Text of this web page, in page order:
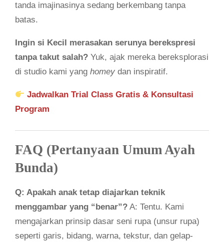
tanda imajinasinya sedang berkembang tanpa
batas.
Ingin si Kecil merasakan serunya berekspresi
tanpa takut salah? Yuk, ajak mereka bereksplorasi
di studio kami yang homey dan inspiratif.
Jadwalkan Trial Class Gratis & Konsultasi
Program
FAQ (Pertanyaan Umum Ayah
Bunda)
Q: Apakah anak tetap diajarkan teknik
menggambar yang “benar”? A: Tentu. Kami
mengajarkan prinsip dasar seni rupa (unsur rupa)
seperti garis, bidang, warna, tekstur, dan gelap-